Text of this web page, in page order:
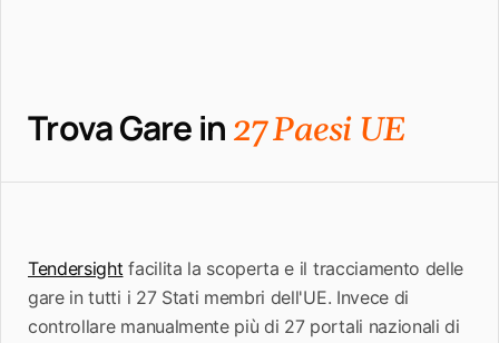
Trova Gare in 27 Paesi UE
Tendersight facilita la scoperta e il tracciamento delle
gare in tutti i 27 Stati membri dell'UE. Invece di
controllare manualmente più di 27 portali nazionali di